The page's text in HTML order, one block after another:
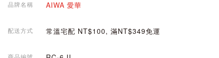
品牌名稱 AIWA 愛華
配送方式 常溫宅配 NT$100, 滿NT$349免運